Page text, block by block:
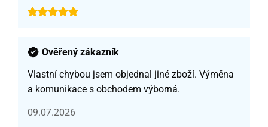
Ověřený zákazník
Vlastní chybou jsem objednal jiné zboží. Výměna
a komunikace s obchodem výborná.
09.07.2026